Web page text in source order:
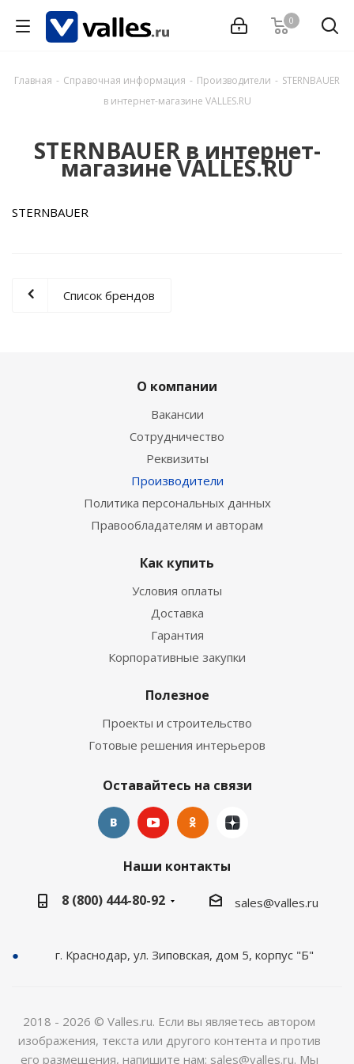
0
Главная - Справочная информация - Производители - STERNBAUER
в интернет-магазине VALLES.RU
STERNBAUER в интернет-
магазине VALLES.RU
STERNBAUER
Список брендов
О компании
Вакансии
Сотрудничество
Реквизиты
Производители
Политика персональных данных
Правообладателям и авторам
Как купить
Условия оплаты
Доставка
Гарантия
Корпоративные закупки
Полезное
Проекты и строительство
Готовые решения интерьеров
Оставайтесь на связи
Наши контакты
8 (800) 444-80-92
sales@valles.ru
г. Краснодар, ул. Зиповская, дом 5, корпус "Б"
2018 - 2026 © Valles.ru. Если вы являетесь автором
изображения, текста или другого контента и против
его размещения, напишите нам: sales@valles.ru. Мы